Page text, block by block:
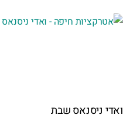
ואדי ניסנאס שבת